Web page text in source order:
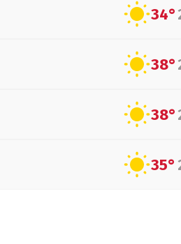
34°
38°
38°
35°